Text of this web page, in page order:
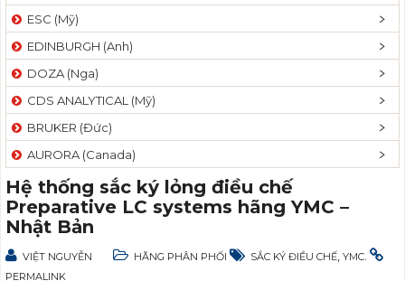
ESC (Mỹ)
EDINBURGH (Anh)
DOZA (Nga)
CDS ANALYTICAL (Mỹ)
BRUKER (Đức)
AURORA (Canada)
Hệ thống sắc ký lỏng điều chế
Preparative LC systems hãng YMC –
Nhật Bản
VIỆT NGUYỄN HÃNG PHÂN PHỐI SẮC KÝ ĐIỀU CHẾ YMC
PERMALINK